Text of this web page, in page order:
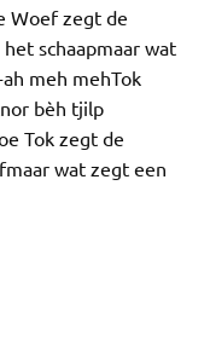
Woef zegt de
schaapmaar wat
meh mehTok
bèh tjilp
Tok zegt de
wat zegt een